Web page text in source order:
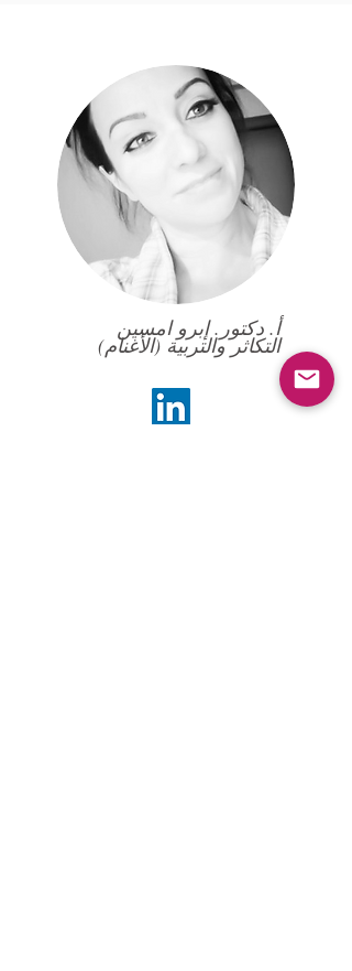
أ. دكتور. إبرو امسين
التكاثر والتربية (الأغنام)